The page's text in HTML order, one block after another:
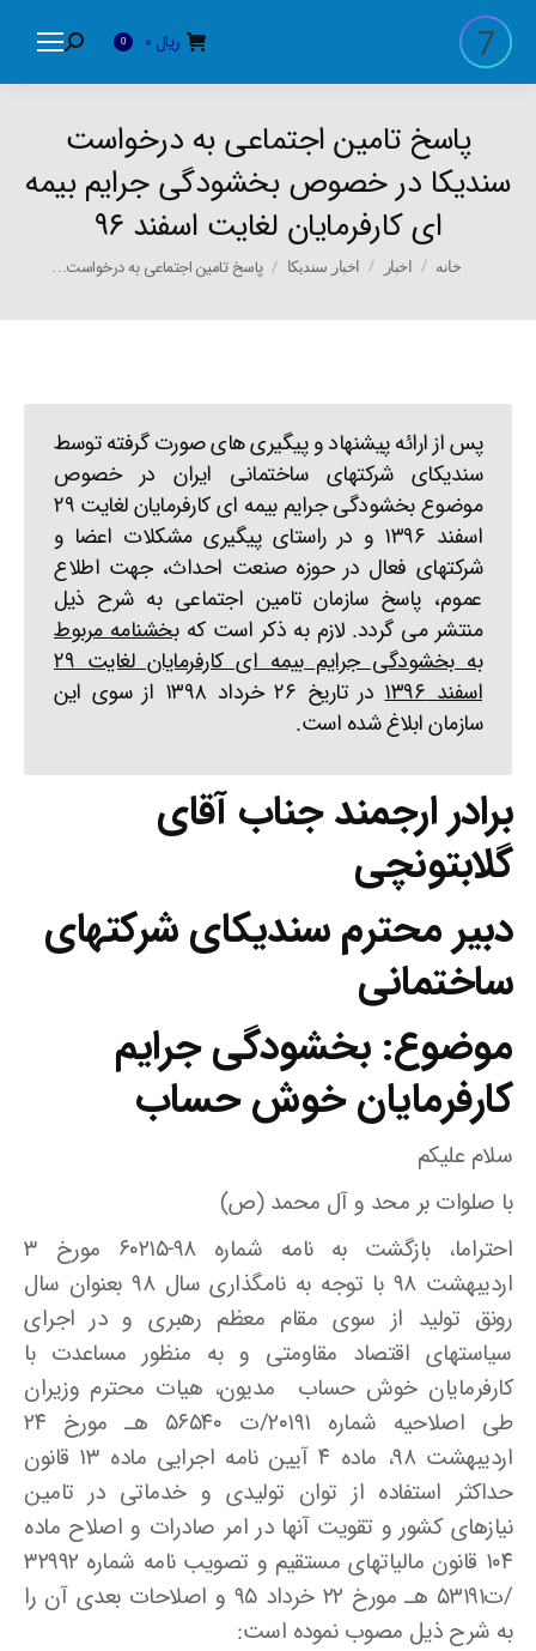
ریال 0
Search:
پاسخ تامین اجتماعی به درخواست
سندیکا در خصوص بخشودگی جرایم بیمه
ای کارفرمایان لغایت اسفند ۹۶
You are here:
خانه اخبار اخبار سندیکا پاسخ تامین اجتماعی به درخواست…
پس از ارائه پیشنهاد و پیگیری های صورت گرفته توسط
سندیکای شرکتهای ساختمانی ایران در خصوص
موضوع بخشودگی جرایم بیمه ای کارفرمایان لغایت ۲۹
اسفند ۱۳۹۶ و در راستای پیگیری مشکلات اعضا و
شرکتهای فعال در حوزه صنعت احداث، جهت اطلاع
عموم، پاسخ سازمان تامین اجتماعی به شرح ذیل
منتشر می گردد. لازم به ذکر است کهبخشنامه مربوط
به بخشودگی جرایم بیمه ای کارفرمایان لغایت ۲۹
اسفند ۱۳۹۶
در تاریخ ۲۶ خرداد ۱۳۹۸ از سوی این
سازمان ابلاغ شده است.
برادر ارجمند جناب آقای
گلابتونچی
دبیر محترم سندیکای شرکتهای
ساختمانی
موضوع: بخشودگی جرایم
کارفرمایان خوش حساب
سلام علیکم
با صلوات بر محد و آل محمد (ص)
احتراما، بازگشت به نامه شماره ۹۸-۶۰۲۱۵ مورخ ۳
اردیبهشت ۹۸ با توجه به نامگذاری سال ۹۸ بعنوان سال
رونق تولید از سوی مقام معظم رهبری و در اجرای
سیاستهای اقتصاد مقاومتی و به منظور مساعدت با
کارفرمایان خوش حساب مدیون، هیات محترم وزیران
طی اصلاحیه شماره ۲۰۱۹۱/ت ۵۶۵۴۰ هـ مورخ ۲۴
اردیبهشت ۹۸، ماده ۴ آیین نامه اجرایی ماده ۱۳ قانون
حداکثر استفاده از توان تولیدی و خدماتی در تامین
نیازهای کشور و تقویت آنها در امر صادرات و اصلاح ماده
۱۰۴ قانون مالیاتهای مستقیم و تصویب نامه شماره ۳۲۹۹۲
/ت53191 هـ مورخ ۲۲ خرداد ۹۵ و اصلاحات بعدی آن را
به شرح ذیل مصوب نموده است: